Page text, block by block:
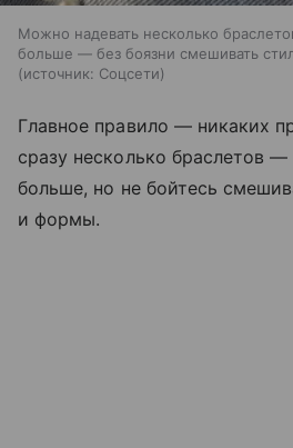
Можно надевать несколько
больше — без боязни смешивать
источник: Соцсети
Главное правило — никаких
сразу несколько браслетов
больше, но не бойтесь
и формы.